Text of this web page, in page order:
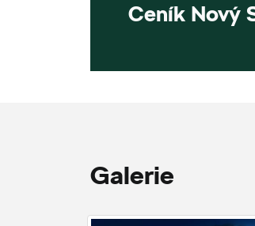
Ceník Nový
Galerie